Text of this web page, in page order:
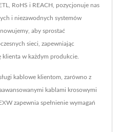
RoHS i REACH, pozycjonuje nas
i niezawodnych systemów
aby sprostać
sieci, zapewniając
klienta w każdym produkcie.
kablowe klientom, zarówno z
kablami krosowymi
zapewnia spełnienie wymagań